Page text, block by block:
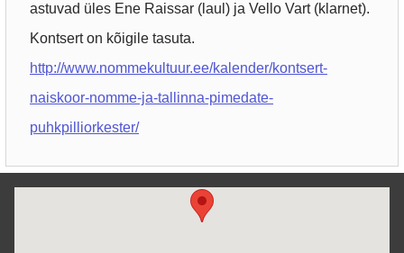
astuvad üles Ene Raissar (laul) ja Vello Vart (klarnet).
Kontsert on kõigile tasuta.
http://www.nommekultuur.ee/kalender/kontsert-
naiskoor-nomme-ja-tallinna-pimedate-
puhkpilliorkester/